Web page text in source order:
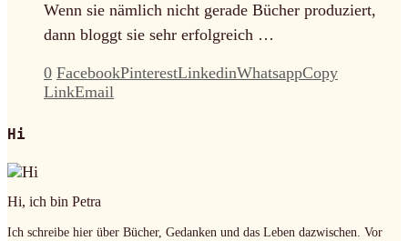
Wenn sie nämlich nicht gerade Bücher produziert,
dann bloggt sie sehr erfolgreich …
0 FacebookPinterestLinkedinWhatsappCopy
LinkEmail
Hi
Hi, ich bin Petra
Ich schreibe hier über Bücher, Gedanken und das Leben dazwischen. Vor